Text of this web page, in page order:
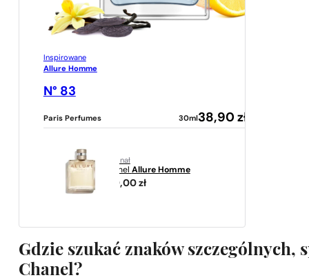
Inspirowane
Allure Homme
N° 83
Paris Perfumes 30ml 38,90 zł
oryginał
Chanel Allure Homme
629,00 zł
Gdzie szukać znaków
Chanel?